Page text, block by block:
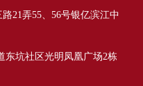
21弄55、56号银亿滨江中
东坑社区光明凤凰广场2栋